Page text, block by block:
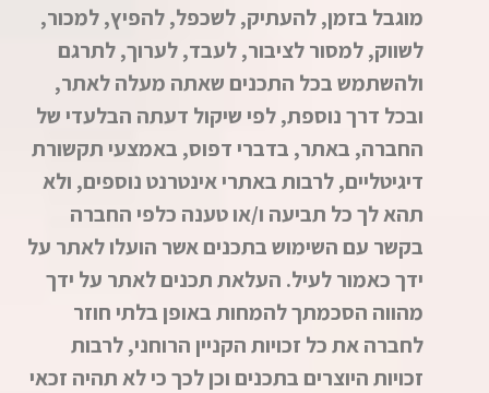
מוגבל בזמן, להעתיק, לשכפל, להפיץ, למכור,
לשווק, למסור לציבור, לעבד, לערוך, לתרגם
ולהשתמש בכל התכנים שאתה מעלה לאתר,
ובכל דרך נוספת, לפי שיקול דעתה הבלעדי של
החברה, באתר, בדברי דפוס, באמצעי תקשורת
דיגיטליים, לרבות באתרי אינטרנט נוספים, ולא
תהא לך כל תביעה ו/או טענה כלפי החברה
בקשר עם השימוש בתכנים אשר הועלו לאתר על
ידך כאמור לעיל. העלאת תכנים לאתר על ידך
מהווה הסכמתך להמחות באופן בלתי חוזר
לחברה את כל זכויות הקניין הרוחני, לרבות
זכויות היוצרים בתכנים וכן לכך כי לא תהיה זכאי